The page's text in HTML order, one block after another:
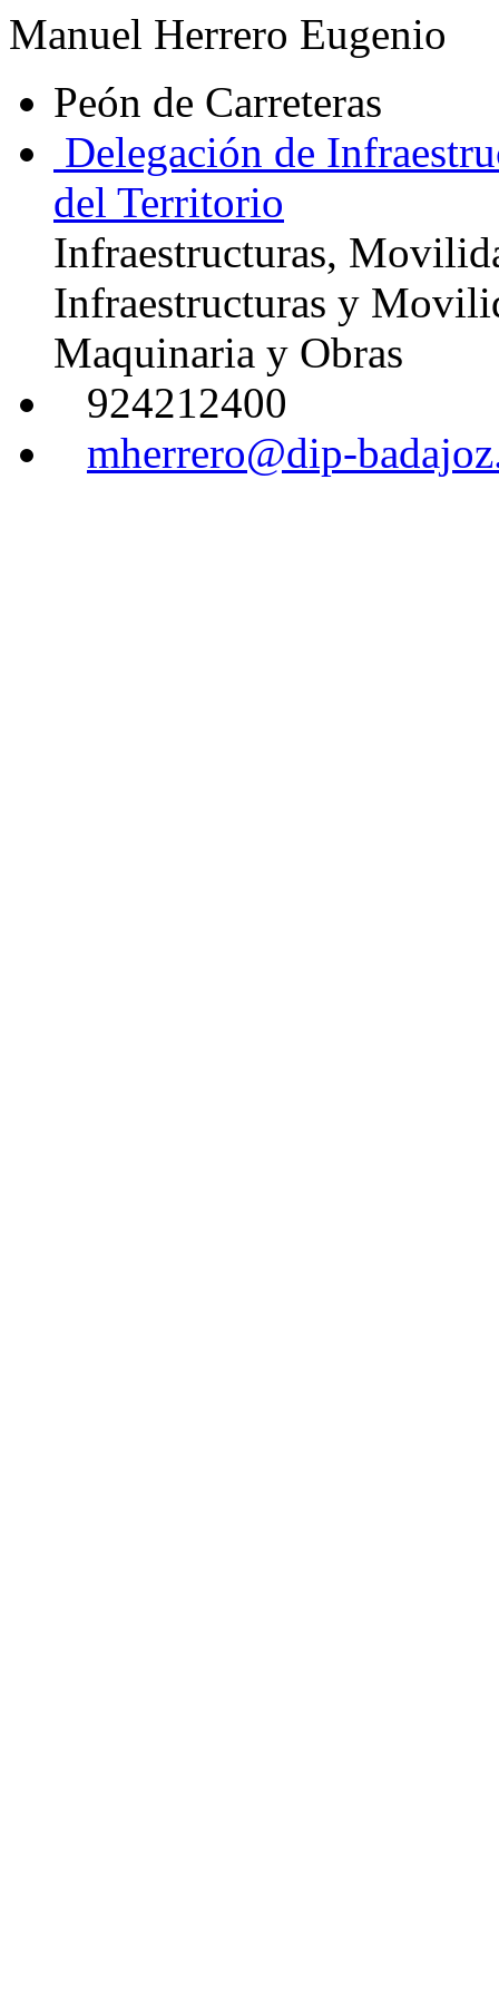
Manuel Herrero Eugenio
Peón de Carreteras
Delegación de
del Territorio
Infraestructuras,
Infraestructuras y
Maquinaria y Obras
924212400
mherrero@dip-